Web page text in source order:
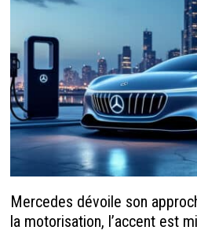
Mercedes dévoile son
la motorisation, l’accent est